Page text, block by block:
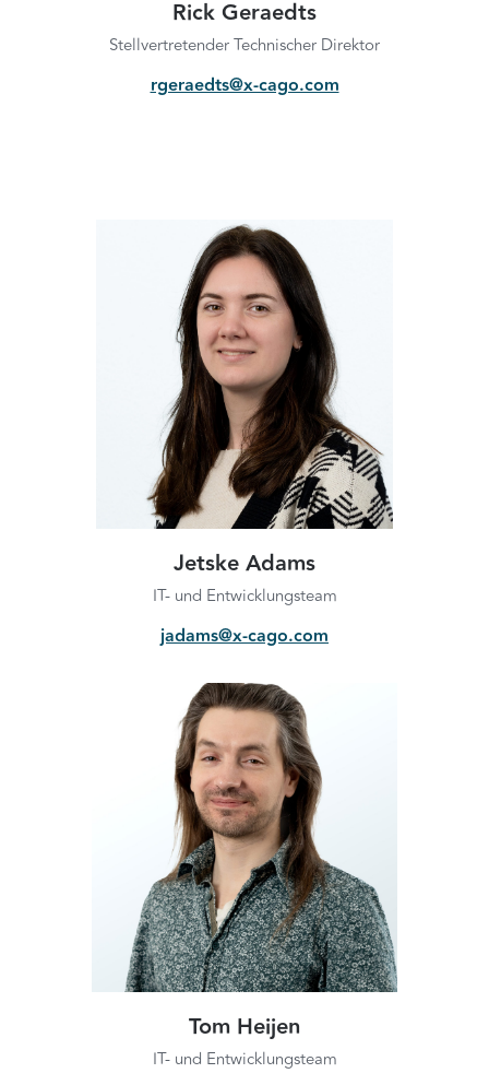
Rick Geraedts
Stellvertretender Technischer Direktor
rgeraedts@x-cago.com
Jetske Adams
IT- und Entwicklungsteam
jadams@x-cago.com
Tom Heijen
IT- und Entwicklungsteam